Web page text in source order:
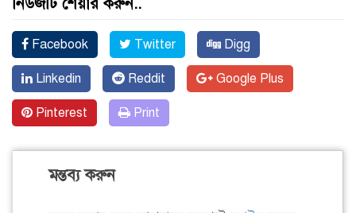
Facebook Twitter Digg
Linkedin Reddit Google Plus
Pinterest Print
মন্তব্য করুন